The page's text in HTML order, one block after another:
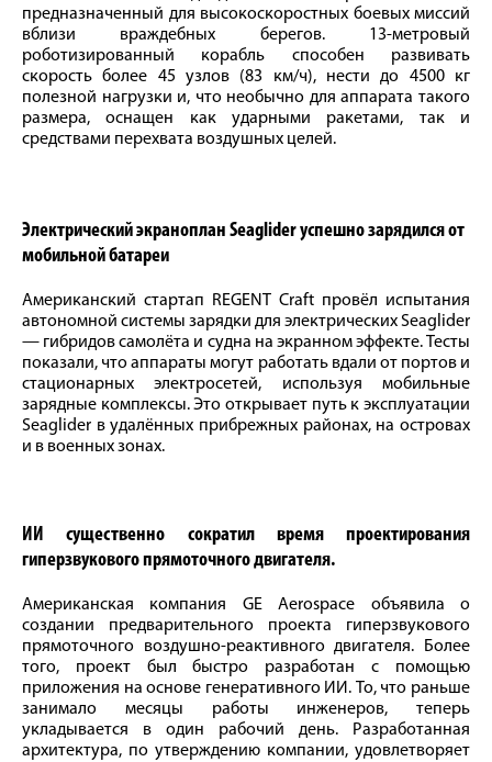
предназначенный для высокоскоростных боевых миссий
вблизи враждебных берегов. 13-метровый
роботизированный корабль способен развивать
скорость более 45 узлов (83 км/ч), нести до 4500 кг
полезной нагрузки и, что необычно для аппарата такого
размера, оснащен как ударными ракетами, так и
средствами перехвата воздушных целей.
Электрический экраноплан Seaglider успешно зарядился от
мобильной батареи
Американский стартап REGENT Craft провёл испытания
автономной системы зарядки для электрических Seaglider
— гибридов самолёта и судна на экранном эффекте. Тесты
показали, что аппараты могут работать вдали от портов и
стационарных электросетей, используя мобильные
зарядные комплексы. Это открывает путь к эксплуатации
Seaglider в удалённых прибрежных районах, на островах
и в военных зонах.
ИИ существенно сократил время проектирования
гиперзвукового прямоточного двигателя.
Американская компания GE Aerospace объявила о
создании предварительного проекта гиперзвукового
прямоточного воздушно-реактивного двигателя. Более
того, проект был быстро разработан с помощью
приложения на основе генеративного ИИ. То, что раньше
занимало месяцы работы инженеров, теперь
укладывается в один рабочий день. Разработанная
архитектура, по утверждению компании, удовлетворяет